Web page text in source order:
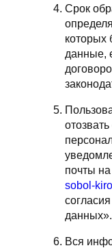
Срок
которых
данные,
почты
sobol-
данных».
Вся